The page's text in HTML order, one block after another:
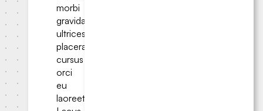
morbi
gravida
ultrices
placerat
cursus
orci
eu
laoreet.